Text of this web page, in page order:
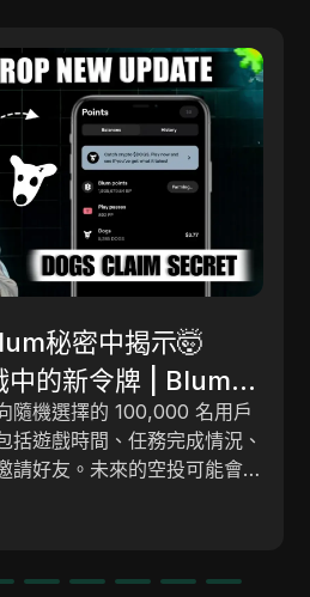
GREEDY BALLS:
in this Telegram
Telegram Free Mining
在這個 Telegram 挖
領取 USDT | 新的
這段內容是一個YouTube視
Greedy Ball的Telegram挖礦
向用戶分發USDD獎勵，並提
在上市前賺取利潤的提示。視